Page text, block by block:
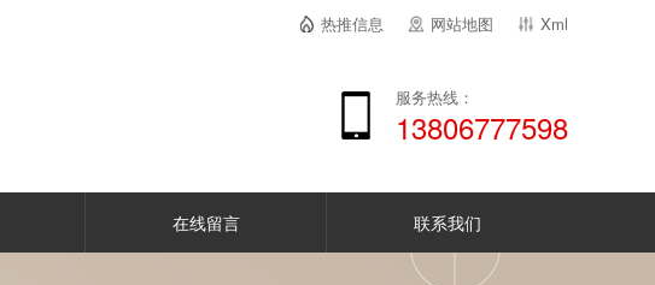
Xml
网站地图
热推信息
服务热线：
13806777598
在线留言 联系我们